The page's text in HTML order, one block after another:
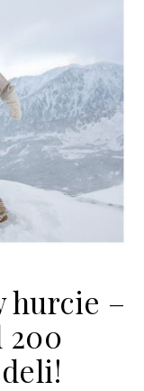
hurcie –
200